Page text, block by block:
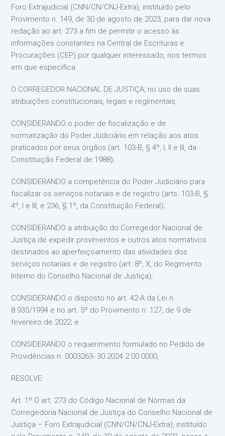
Foro Extrajudicial (CNN/CN/CNJ-Extra), instituído pelo
Provimento n. 149, de 30 de agosto de 2023, para dar nova
redação ao art. 273 a fim de permitir o acesso às
informações constantes na Central de Escrituras e
Procurações (CEP) por qualquer interessado, nos termos
em que especifica.
O CORREGEDOR NACIONAL DE JUSTIÇA, no uso de suas
atribuições constitucionais, legais e regimentais,
CONSIDERANDO o poder de fiscalização e de
normatização do Poder Judiciário em relação aos atos
praticados por seus órgãos (art. 103-B, § 4º, I, II e III, da
Constituição Federal de 1988);
CONSIDERANDO a competência do Poder Judiciário para
fiscalizar os serviços notariais e de registro (arts. 103-B, §
4º, I e III, e 236, § 1º, da Constituição Federal);
CONSIDERANDO a atribuição do Corregedor Nacional de
Justiça de expedir provimentos e outros atos normativos
destinados ao aperfeiçoamento das atividades dos
serviços notariais e de registro (art. 8º, X, do Regimento
Interno do Conselho Nacional de Justiça);
CONSIDERANDO o disposto no art. 42-A da Lei n.
8.935/1994 e no art. 5º do Provimento n. 127, de 9 de
fevereiro de 2022; e
CONSIDERANDO o requerimento formulado no Pedido de
Providências n. 0003263- 30.2024.2.00.0000,
RESOLVE:
Art. 1º O art. 273 do Código Nacional de Normas da
Corregedoria Nacional de Justiça do Conselho Nacional de
Justiça – Foro Extrajudicial (CNN/CN/CNJ-Extra), instituído